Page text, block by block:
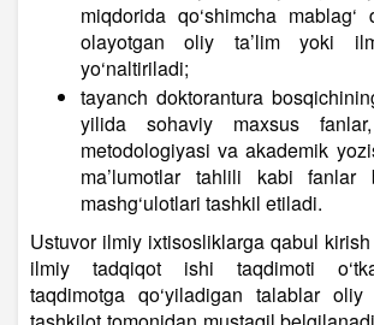
miqdorida qo‘shimcha mablag‘
olayotgan oliy ta’lim yoki
yo‘naltiriladi;
tayanch doktorantura
yilida sohaviy maxsus
metodologiyasi va akademik
ma’lumotlar tahlili kabi fanlar
mashg‘ulotlari tashkil etiladi.
Ustuvor ilmiy ixtisosliklarga qabul
ilmiy tadqiqot ishi taqdimoti
taqdimotga qo‘yiladigan talablar